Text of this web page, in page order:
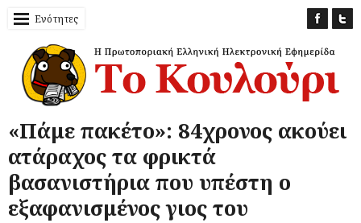
Ενότητες
«Πάμε πακέτο»: 84χρονος ακούει
ατάραχος τα φρικτά
βασανιστήρια που υπέστη ο
εξαφανισμένος γιος του